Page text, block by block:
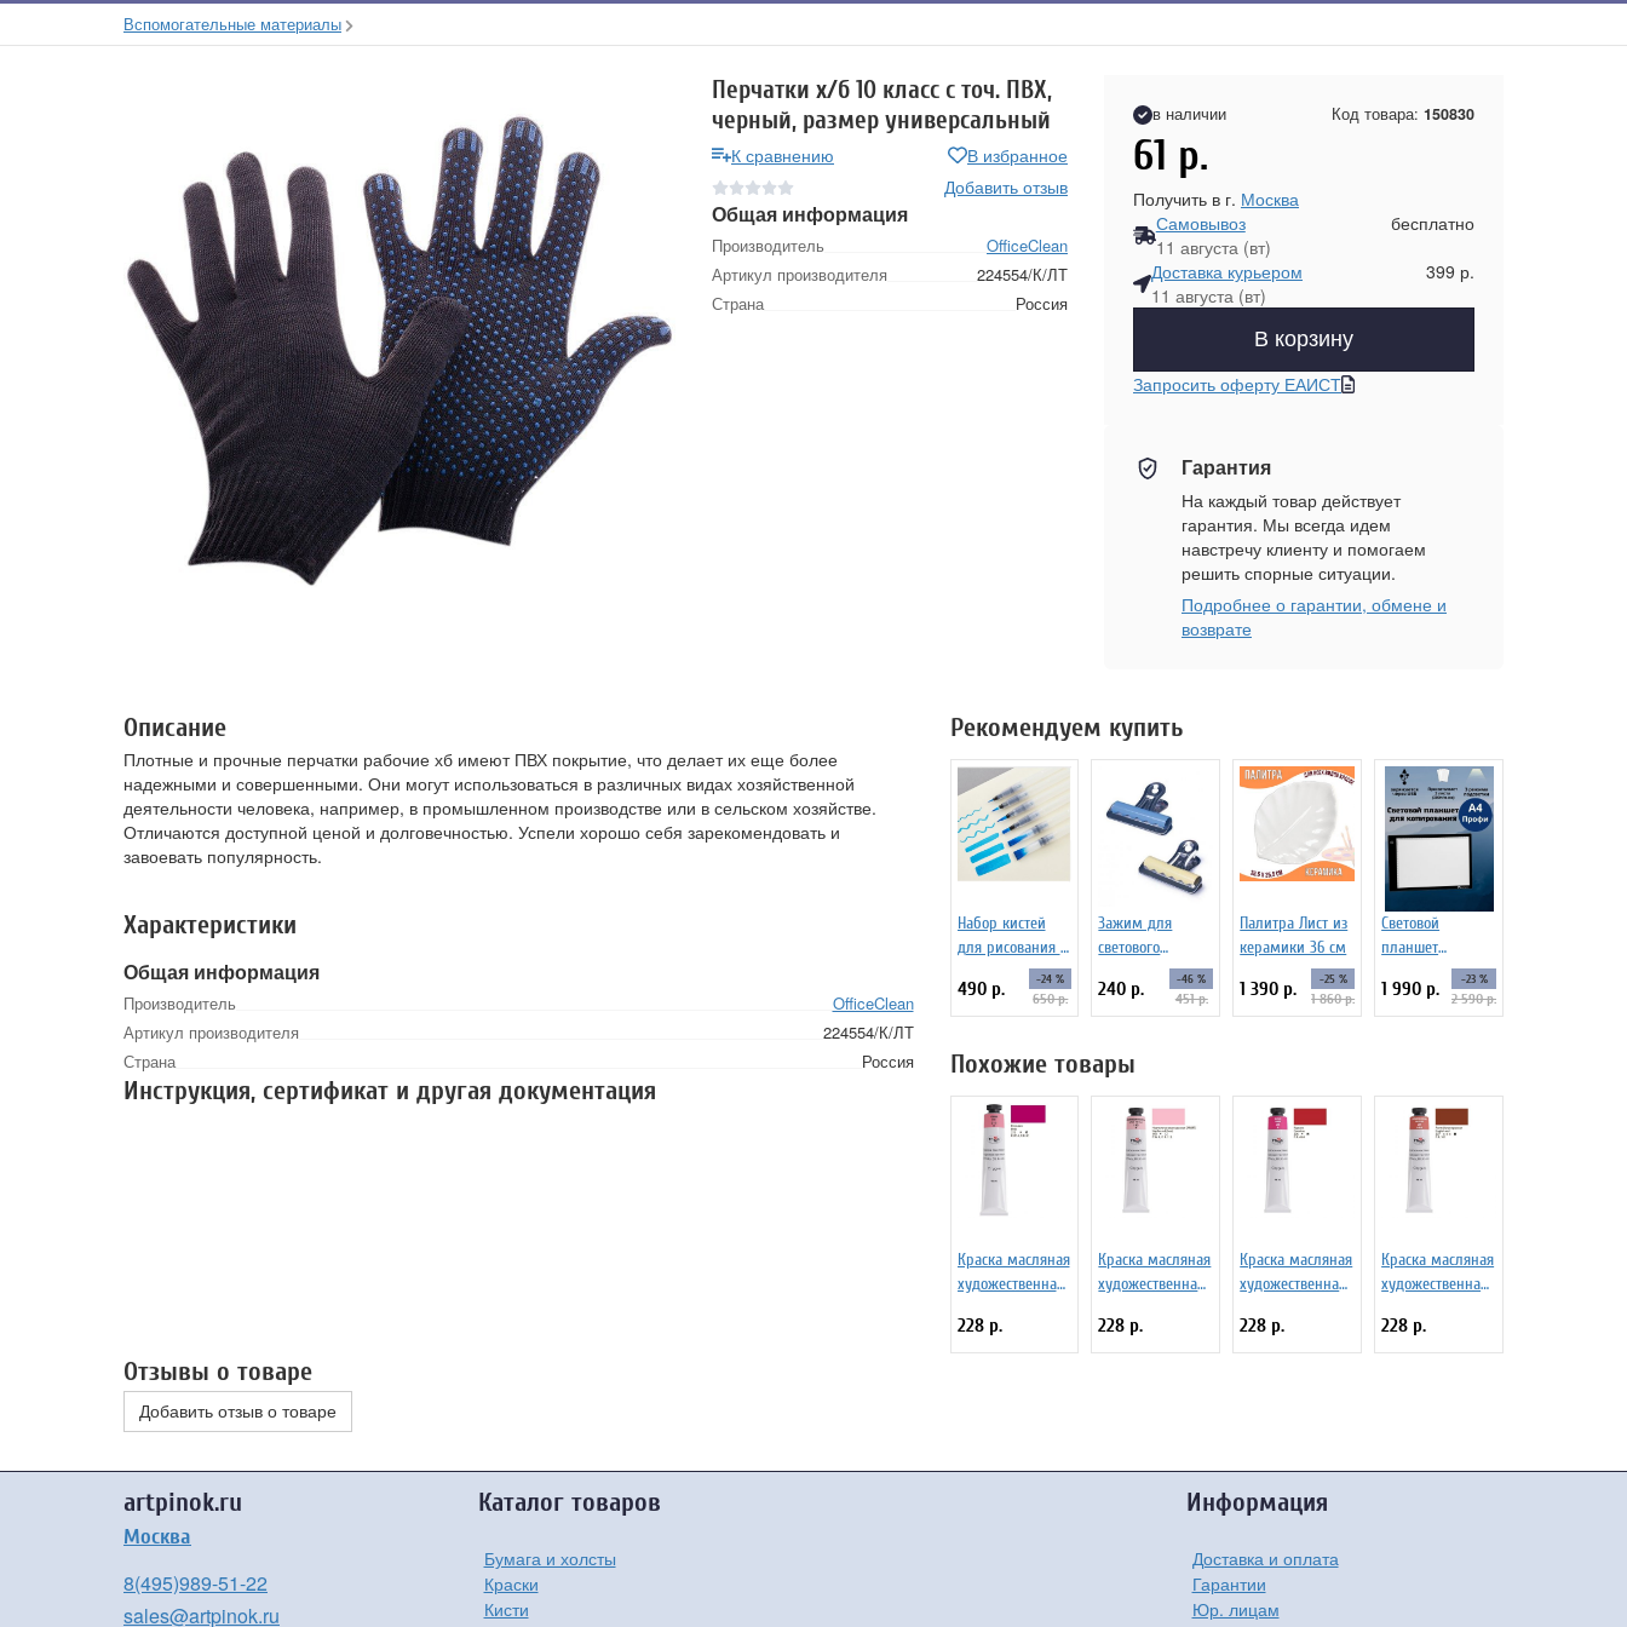
Вспомогательные материалы
Перчатки х/б 10 класс с точ. ПВХ,
черный, размер универсальный
К сравнению
В избранное
Добавить отзыв
Общая информация
Производитель
OfficeClean
Артикул производителя
224554/К/ЛТ
Страна
Россия
в наличии Код товара: 150830
61 р.
Получить в г. Москва
Самовывоз
11 августа (вт)
бесплатно
Доставка курьером
11 августа (вт)
399 р.
В корзину
Запросить оферту ЕАИСТ
Гарантия
На каждый товар действует
гарантия. Мы всегда идем
навстречу клиенту и помогаем
решить спорные ситуации.
Подробнее о гарантии, обмене и
возврате
Описание
Плотные и прочные перчатки рабочие хб имеют ПВХ покрытие, что делает их еще более
надежными и совершенными. Они могут использоваться в различных видах хозяйственной
деятельности человека, например, в промышленном производстве или в сельском хозяйстве.
Отличаются доступной ценой и долговечностью. Успели хорошо себя зарекомендовать и
завоевать популярность.
Характеристики
Общая информация
Производитель
OfficeClean
Артикул производителя
224554/К/ЛТ
Страна
Россия
Инструкция, сертификат и другая документация
Рекомендуем купить
Набор кистей
для рисования c
резервуаром
Water Brush set
№1, 6 штук
490 р. -24 %
650 р.
Зажим для
светового
планшета 2
штуки
240 р. -46 %
451 р.
Палитра Лист из
керамики 36 см
1 390 р. -25 %
1 860 р.
Световой
планшет
ArtPinOk А4
"Профи"
1 990 р. -23 %
2 590 р.
Похожие товары
Краска масляная
художественная
46мл, туба,
розовая
228 р.
Краска масляная
художественная
46мл, туба,
неаполитанская
228 р.
Краска масляная
художественная
46мл, туба,
кармин
228 р.
Краска масляная
художественная
46мл, туба,
английская
228 р.
Отзывы о товаре
Добавить отзыв о товаре
artpinok.ru
Москва
8(495)989-51-22
sales@artpinok.ru
Каталог товаров
Бумага и холсты
Краски
Кисти
Информация
Доставка и оплата
Гарантии
Юр. лицам